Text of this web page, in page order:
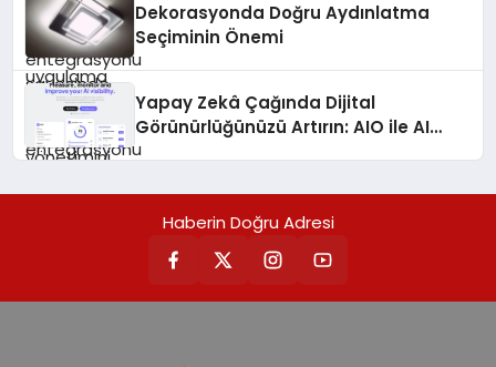
Dekorasyonda Doğru Aydınlatma
Seçiminin Önemi
Yapay Zekâ Çağında Dijital
Görünürlüğünüzü Artırın: AIO ile AI
Visibility Yönetimi
Haberin Doğru Adresi